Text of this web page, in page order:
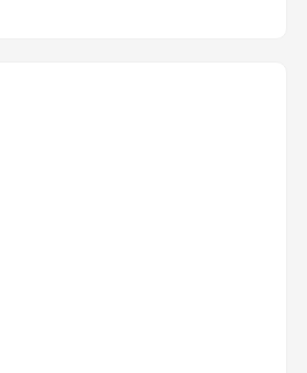
え、キッチンから各お部屋への動線が